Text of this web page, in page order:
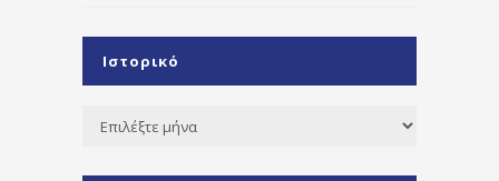
Ιστορικό
Ιστορικό